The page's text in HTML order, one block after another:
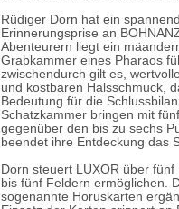
Rüdiger Dorn hat ein
Erinnerungsprise an
Abenteurern liegt ein
Grabkammer eines Pharaos
zwischendurch gilt es,
und kostbaren Halsschmuck,
Bedeutung für die
Schatzkammer bringen mit
gegenüber den bis zu sechs
beendet ihre Entdeckung das
Dorn steuert LUXOR über
bis fünf Feldern ermöglichen.
sogenannte Horuskarten